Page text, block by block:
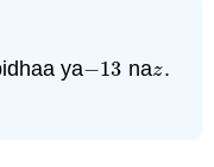
ya−13
−13 naz
z.